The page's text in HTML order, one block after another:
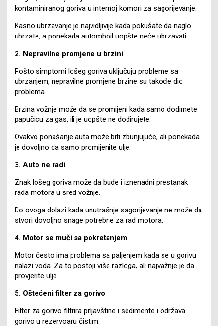
kontaminiranog goriva u internoj komori za sagorijevanje.
Kasno ubrzavanje je najvidljivije kada pokušate da naglo
ubrzate, a ponekada automboil uopšte neće ubrzavati.
2. Nepravilne promjene u brzini
Pošto simptomi lošeg goriva uključuju probleme sa
ubrzanjem, nepravilne promjene brzine su takođe dio
problema.
Brzina vožnje može da se promijeni kada samo dodirnete
papučicu za gas, ili je uopšte ne dodirujete.
Ovakvo ponašanje auta može biti zbunjujuće, ali ponekada
je dovoljno da samo promijenite ulje.
3. Auto ne radi
Znak lošeg goriva može da bude i iznenadni prestanak
rada motora u sred vožnje.
Do ovoga dolazi kada unutrašnje sagorijevanje ne može da
stvori dovoljno snage potrebne za rad motora.
4. Motor se muči sa pokretanjem
Motor često ima problema sa paljenjem kada se u gorivu
nalazi voda. Za to postoji više razloga, ali najvažnje je da
provjerite ulje.
5. Oštećeni filter za gorivo
Filter za gorivo filtrira prljavštine i sedimente i održava
gorivo u rezervoaru čistim.